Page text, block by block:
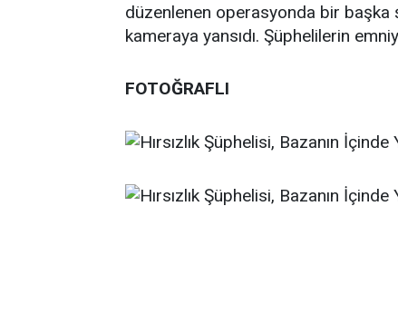
düzenlenen operasyonda bir başka
kameraya yansıdı. Şüphelilerin
FOTOĞRAFLI